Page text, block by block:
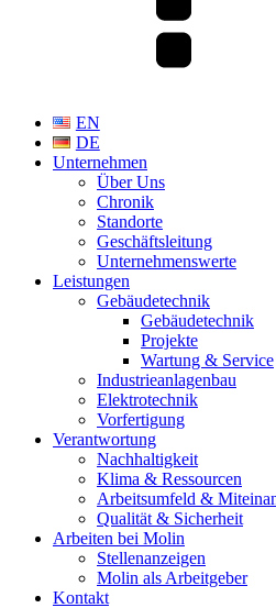
EN
DE
Unternehmen
Über Uns
Chronik
Standorte
Geschäftsleitung
Unternehmenswerte
Leistungen
Gebäudetechnik
Gebäudetechnik
Projekte
Wartung & Service
Industrieanlagenbau
Elektrotechnik
Vorfertigung
Verantwortung
Nachhaltigkeit
Klima & Ressourcen
Arbeitsumfeld &
Qualität & Sicherheit
Arbeiten bei Molin
Stellenanzeigen
Molin als Arbeitgeber
Kontakt